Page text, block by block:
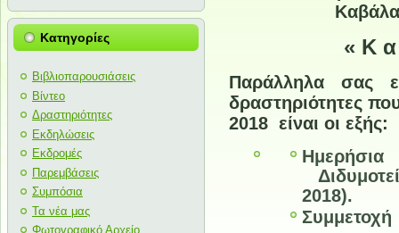
Κατηγορίες
Βιβλιοπαρουσιάσεις
Βίντεο
Δραστηριότητες
Εκδηλώσεις
Εκδρομές
Παρεμβάσεις
Συμπόσια
Τα νέα μας
Φωτογραφικό Αρχείο
« Κ
Παράλληλα σας
δραστηριότητες
2018 είναι οι εξής:
2018).